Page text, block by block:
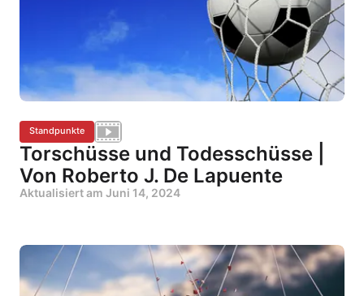
Standpunkte
Torschüsse und Todesschüsse |
Von Roberto J. De Lapuente
Aktualisiert am Juni 14, 2024